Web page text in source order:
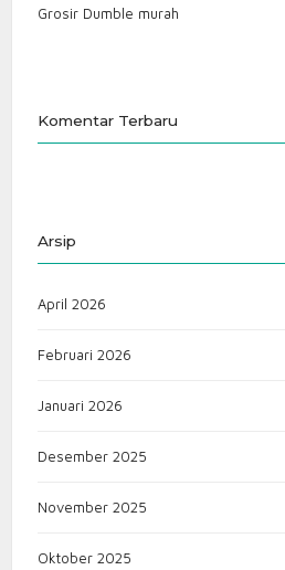
Grosir Dumble murah
Komentar Terbaru
Arsip
April 2026
Februari 2026
Januari 2026
Desember 2025
November 2025
Oktober 2025